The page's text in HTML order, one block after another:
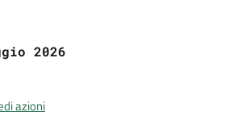
2026
azioni